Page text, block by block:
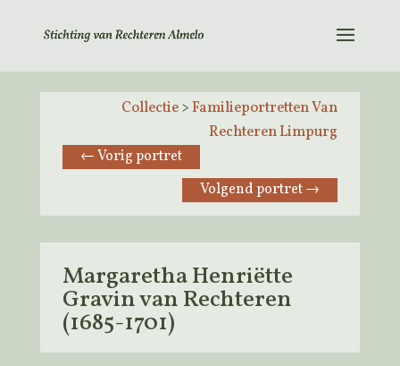
Collectie>Familieportretten Van
Rechteren Limpurg
←Vorig portret
Volgend portret→
Margaretha Henriëtte
Gravin van Rechteren
(1685-1701)